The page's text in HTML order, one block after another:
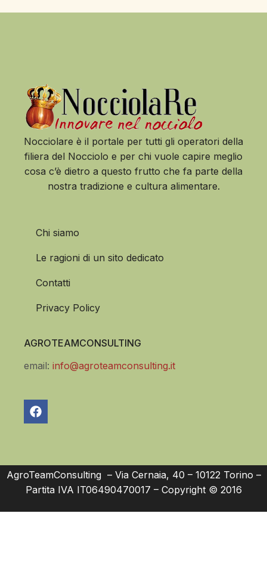
Nocciolare è il portale per tutti gli operatori della
filiera del Nocciolo e per chi vuole capire meglio
cosa c’è dietro a questo frutto che fa parte della
nostra tradizione e cultura alimentare.
Chi siamo
Le ragioni di un sito dedicato
Contatti
Privacy Policy
AGROTEAMCONSULTING
email: info@agroteamconsulting.it
AgroTeamConsulting – Via Cernaia, 40 – 10122 Torino –
Partita IVA IT06490470017 – Copyright © 2016